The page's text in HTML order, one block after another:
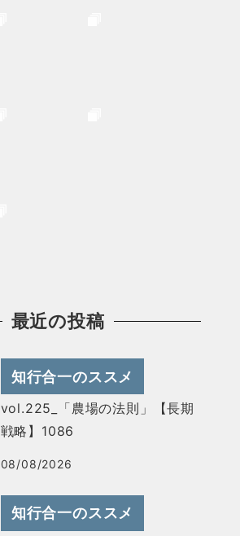
最近の投稿
知行合一のススメ
vol.225_「農場の法則」【長期
戦略】1086
08/08/2026
知行合一のススメ